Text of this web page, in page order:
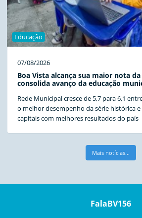
Educação
07/08/2026
Boa Vista alcança sua maior nota
consolida avanço da educação
Rede Municipal cresce de 5,7 para 6,1
o melhor desempenho da série histórica
capitais com melhores resultados do país
Mais notícias...
FalaBV156